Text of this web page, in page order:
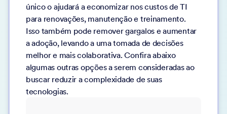
único o ajudará a economizar nos custos de TI
para renovações, manutenção e treinamento.
Isso também pode remover gargalos e aumentar
a adoção, levando a uma tomada de decisões
melhor e mais colaborativa. Confira abaixo
algumas outras opções a serem consideradas ao
buscar reduzir a complexidade de suas
tecnologias.